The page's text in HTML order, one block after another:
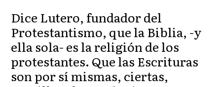
Dice Lutero, fundador del
Protestantismo, que la Biblia, -y
ella sola- es la religión de los
protestantes. Que las Escrituras
son por sí mismas, ciertas,